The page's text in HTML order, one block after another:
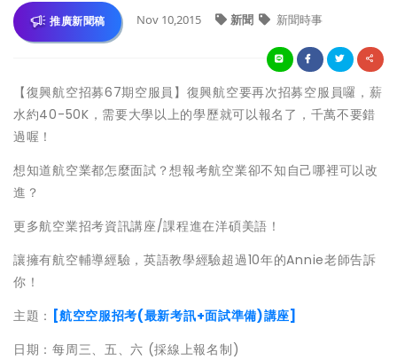
推廣新聞稿 Nov 10,2015 新聞 新聞時事
【復興航空招募67期空服員】復興航空要再次招募空服員囉，薪
水約40-50K，需要大學以上的學歷就可以報名了，千萬不要錯
過喔！
想知道航空業都怎麼面試？想報考航空業卻不知自己哪裡可以改
進？
更多航空業招考資訊講座/課程進在洋碩美語！
讓擁有航空輔導經驗，英語教學經驗超過10年的Annie老師告訴
你！
主題： [航空空服招考(最新考訊+面試準備)講座]
日期：每周三、五、六 (採線上報名制)